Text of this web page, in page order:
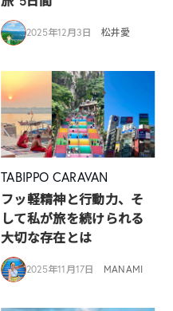
2025年12月3日 松井愛
TABIPPO CARAVAN
フッ軽精神と行動力、そ
して私が旅を続けられる
大切な存在とは
2025年11月17日 MANAMI